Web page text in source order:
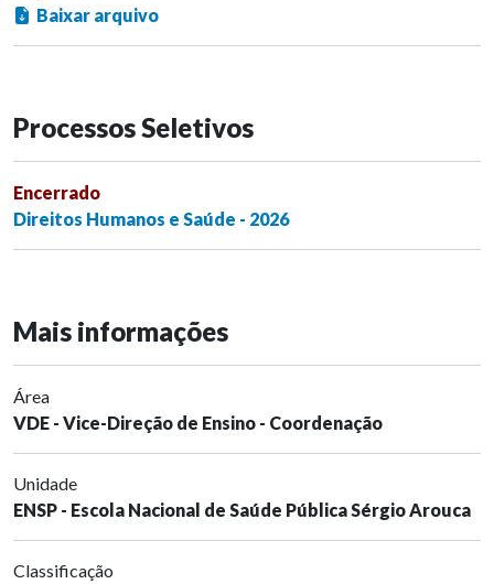
Baixar arquivo
Processos Seletivos
Encerrado
Direitos Humanos e Saúde - 2026
Mais informações
Área
VDE - Vice-Direção de Ensino - Coordenação
Unidade
ENSP - Escola Nacional de Saúde Pública Sérgio Arouca
Classificação